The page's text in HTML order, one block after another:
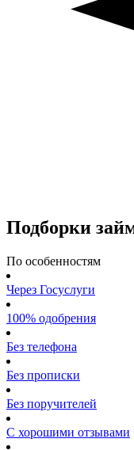
Подборки
По особенностям
Через Госуслуги
100% одобрения
Без телефона
Без прописки
Без поручителей
С хорошими отзывами